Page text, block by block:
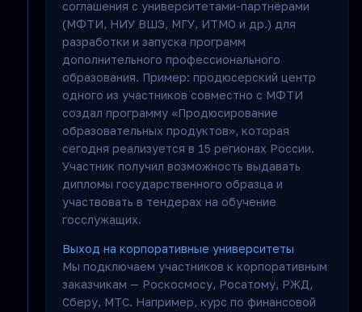
соглашения с университетами-партнёрами
(МФТИ, НИУ ВШЭ, МГУ, ИТМО и др.) для
разработки и запуска программ
дополнительного профессионального
образования. Пример: продюсерский центр
одного из участников совместно с МФТИ
создал программу «Продюсирование
образовательных продуктов», которая
сегодня реализуется в 15 регионах России.
Участник получил возможность выдавать
дипломы государственного образца и
участвовать в тендерах на обучение
госслужащих.
Выход на корпоративные университеты
Мы подключаем участников к корпоративным
заказчикам — Роскосмосу, Росатому, РЖД,
Сберу, МТС. Например, курс по финансовой